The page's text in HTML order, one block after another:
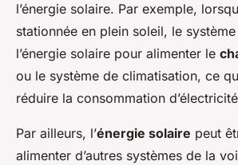
l’énergie solaire. Par exemple,
stationnée en plein soleil, le
l’énergie solaire pour alimenter le
ou le système de climatisation, ce
réduire la consommation
Par ailleurs, l’énergie solaire peut
alimenter d’autres systèmes de la